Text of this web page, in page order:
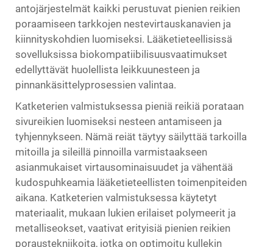
antojärjestelmät kaikki perustuvat pienien reikien
poraamiseen tarkkojen nestevirtauskanavien ja
kiinnityskohdien luomiseksi. Lääketieteellisissä
sovelluksissa biokompatiibilisuusvaatimukset
edellyttävät huolellista leikkuunesteen ja
pinnankäsittelyprosessien valintaa.
Katketerien valmistuksessa pieniä reikiä porataan
sivureikien luomiseksi nesteen antamiseen ja
tyhjennykseen. Nämä reiät täytyy säilyttää tarkoilla
mitoilla ja sileillä pinnoilla varmistaakseen
asianmukaiset virtausominaisuudet ja vähentää
kudospuhkeamia lääketieteellisten toimenpiteiden
aikana. Katketerien valmistuksessa käytetyt
materiaalit, mukaan lukien erilaiset polymeerit ja
metalliseokset, vaativat erityisiä pienien reikien
poraustekniikoita, jotka on optimoitu kullekin